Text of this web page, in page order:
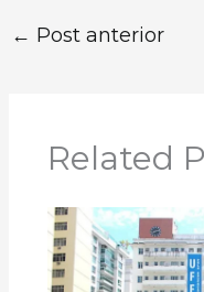
← Post anterior
Related